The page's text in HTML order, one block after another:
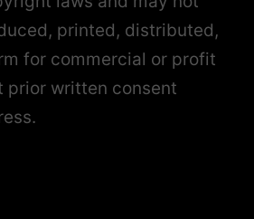
printed, distributed,
for commercial or profit
prior written consent